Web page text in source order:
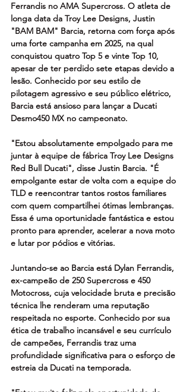
Ferrandis no AMA Supercross. O atleta de
longa data da Troy Lee Designs, Justin
"BAM BAM" Barcia, retorna com força após
uma forte campanha em 2025, na qual
conquistou quatro Top 5 e vinte Top 10,
apesar de ter perdido sete etapas devido a
lesão. Conhecido por seu estilo de
pilotagem agressivo e seu público elétrico,
Barcia está ansioso para lançar a Ducati
Desmo450 MX no campeonato.
"Estou absolutamente empolgado para me
juntar à equipe de fábrica Troy Lee Designs
Red Bull Ducati", disse Justin Barcia. "É
empolgante estar de volta com a equipe do
TLD e reencontrar tantos rostos familiares
com quem compartilhei ótimas lembranças.
Essa é uma oportunidade fantástica e estou
pronto para aprender, acelerar a nova moto
e lutar por pódios e vitórias.
Juntando-se ao Barcia está Dylan Ferrandis,
ex-campeão de 250 Supercross e 450
Motocross, cuja velocidade bruta e precisão
técnica lhe renderam uma reputação
respeitada no esporte. Conhecido por sua
ética de trabalho incansável e seu currículo
de campeões, Ferrandis traz uma
profundidade significativa para o esforço de
estreia da Ducati na temporada.